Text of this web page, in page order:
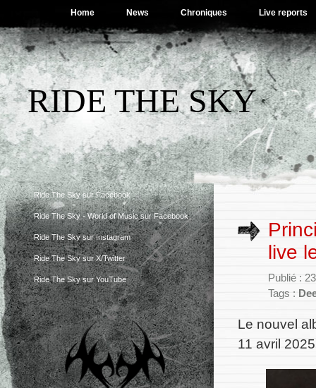
Home News Chroniques Live reports
RIDE THE SKY
Ride The Sky sur Facebook
Ride The Sky - World of Music sur Facebook
Ride The Sky sur Instagram
Ride The Sky sur X/Twitter
Ride The Sky sur YouTube
live
Publié :
Tags :
Le nouvel
11 avril